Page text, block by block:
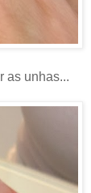
as unhas...